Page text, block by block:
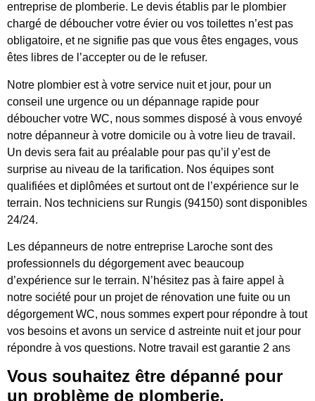
entreprise de plomberie. Le devis établis par le plombier
chargé de déboucher votre évier ou vos toilettes n’est pas
obligatoire, et ne signifie pas que vous êtes engages, vous
êtes libres de l’accepter ou de le refuser.
Notre plombier est à votre service nuit et jour, pour un
conseil une urgence ou un dépannage rapide pour
déboucher votre WC, nous sommes disposé à vous envoyé
notre dépanneur à votre domicile ou à votre lieu de travail.
Un devis sera fait au préalable pour pas qu’il y’est de
surprise au niveau de la tarification. Nos équipes sont
qualifiées et diplômées et surtout ont de l’expérience sur le
terrain. Nos techniciens sur Rungis (94150) sont disponibles
24/24.
Les dépanneurs de notre entreprise Laroche sont des
professionnels du dégorgement avec beaucoup
d’expérience sur le terrain. N’hésitez pas à faire appel à
notre société pour un projet de rénovation une fuite ou un
dégorgement WC, nous sommes expert pour répondre à tout
vos besoins et avons un service d astreinte nuit et jour pour
répondre à vos questions. Notre travail est garantie 2 ans
Vous souhaitez être dépanné pour
un problème de plomberie.